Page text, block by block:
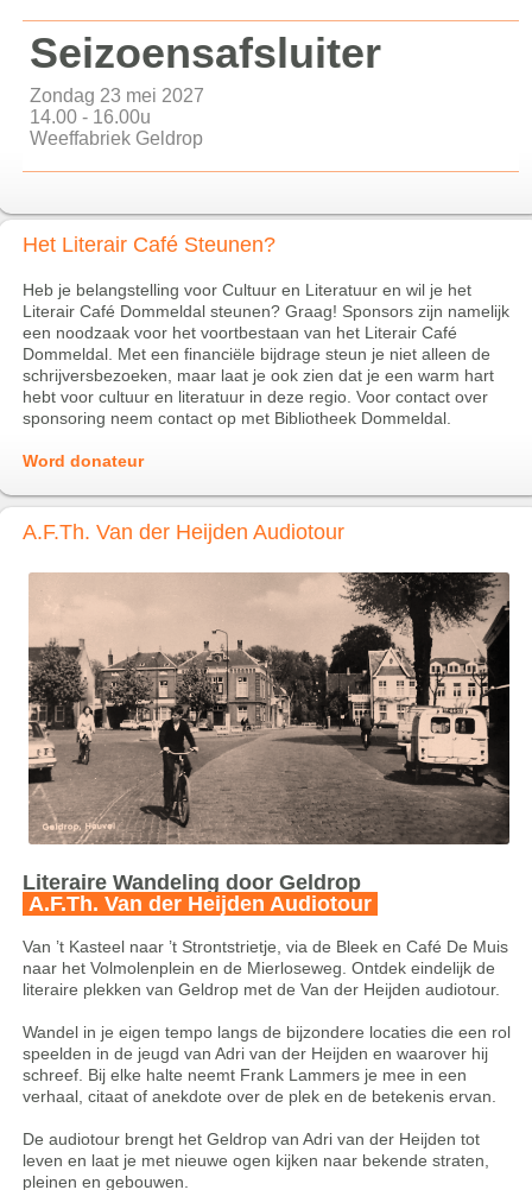
Seizoensafsluiter
Zondag 23 mei 2027
14.00 - 16.00u
Weeffabriek Geldrop
Het Literair Café Steunen?
Heb je belangstelling voor Cultuur en Literatuur en wil je het
Literair Café Dommeldal steunen? Graag! Sponsors zijn namelijk
een noodzaak voor het voortbestaan van het Literair Café
Dommeldal. Met een financiële bijdrage steun je niet alleen de
schrijversbezoeken, maar laat je ook zien dat je een warm hart
hebt voor cultuur en literatuur in deze regio. Voor contact over
sponsoring neem contact op met Bibliotheek Dommeldal.
Word donateur
A.F.Th. Van der Heijden Audiotour
Literaire Wandeling door Geldrop
A.F.Th. Van der Heijden Audiotour
Van ’t Kasteel naar ’t Strontstrietje, via de Bleek en Café De Muis
naar het Volmolenplein en de Mierloseweg. Ontdek eindelijk de
literaire plekken van Geldrop met de Van der Heijden audiotour.
Wandel in je eigen tempo langs de bijzondere locaties die een rol
speelden in de jeugd van Adri van der Heijden en waarover hij
schreef. Bij elke halte neemt Frank Lammers je mee in een
verhaal, citaat of anekdote over de plek en de betekenis ervan.
De audiotour brengt het Geldrop van Adri van der Heijden tot
leven en laat je met nieuwe ogen kijken naar bekende straten,
pleinen en gebouwen.